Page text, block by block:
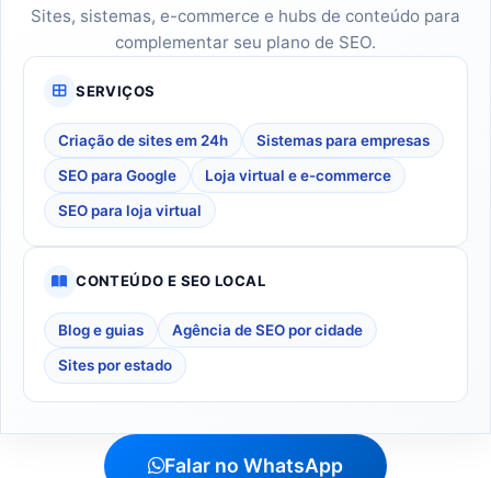
Sites, sistemas, e-commerce e hubs de conteúdo para
complementar seu plano de SEO.
SERVIÇOS
Criação de sites em 24h Sistemas para empresas
SEO para Google Loja virtual e e-commerce
SEO para loja virtual
CONTEÚDO E SEO LOCAL
Blog e guias Agência de SEO por cidade
Sites por estado
Falar no WhatsApp